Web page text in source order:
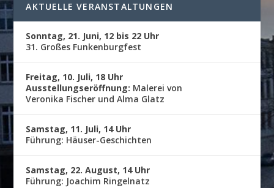
AKTUELLE VERANSTALTUNGEN
Sonntag, 21. Juni, 12 bis 22 Uhr
31. Großes Funkenburgfest
Freitag, 10. Juli, 18 Uhr
Ausstellungseröffnung: Malerei von
Veronika Fischer und Alma Glatz
Samstag, 11. Juli, 14 Uhr
Führung: Häuser-Geschichten
Samstag, 22. August, 14 Uhr
Führung: Joachim Ringelnatz